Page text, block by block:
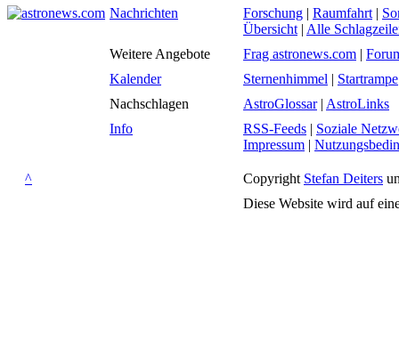
Nachrichten Forschung | Raumfahrt |
Übersicht | Alle
Weitere Angebote
Frag astronews.com |
Kalender
Sternenhimmel | Startrampe
Nachschlagen
AstroGlossar| AstroLinks
Info
RSS-Feeds | Soziale
Impressum |
^ Copyright Stefan Deiters
Diese Website wird auf